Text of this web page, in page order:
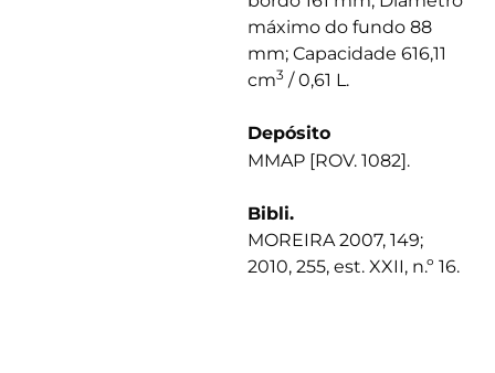
máximo do fundo 88
mm; Capacidade 616,11
cm3 / 0,61 L.
Depósito
MMAP [ROV. 1082].
Bibli.
MOREIRA 2007, 149;
2010, 255, est. XXII, n.º 16.